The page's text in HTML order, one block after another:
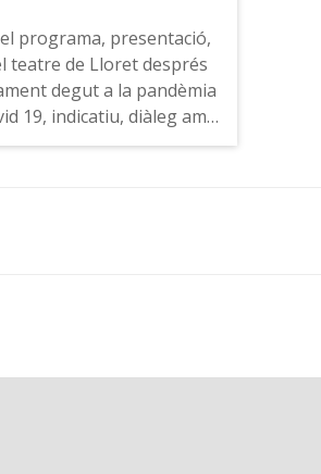
programa, presentació,
teatre de Lloret després
degut a la pandèmia
19, indicatiu, diàleg amb
de la invitada